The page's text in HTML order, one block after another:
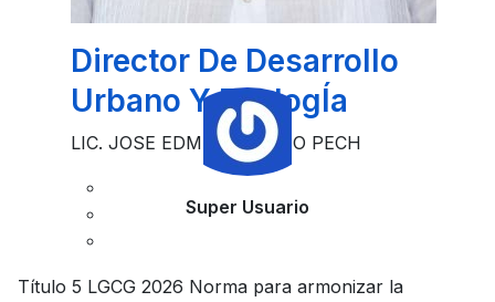
Director De Desarrollo
Urbano Y EcologÍa
LIC. JOSE EDMUNDO MOO PECH
Super Usuario
Título 5 LGCG 2026 Norma para armonizar la